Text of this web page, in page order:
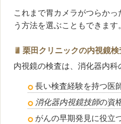
これまで胃カメラがつらか
う方法を選ぶこともできます
栗田クリニックの内視鏡検
内視鏡の検査は、消化器内科
長い検査経験を持つ医
消化器内視鏡技師の資
がんの早期発見に役立